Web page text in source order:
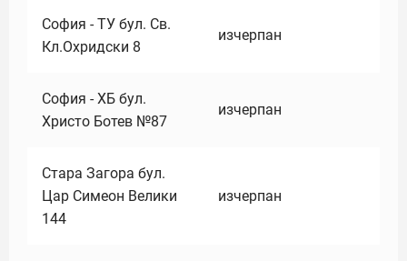
София - ТУ бул. Св.
Кл.Охридски 8
изчерпан
София - ХБ бул.
Христо Ботев №87
изчерпан
Стара Загора бул.
Цар Симеон Велики
144
изчерпан